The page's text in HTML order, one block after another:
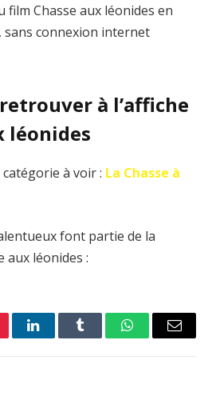
Chasse aux léonides en
connexion internet
à l’affiche
léonides
à voir : La Chasse à
font partie de la
aux léonides :
LinkedInTumblr WhatsAppEmail